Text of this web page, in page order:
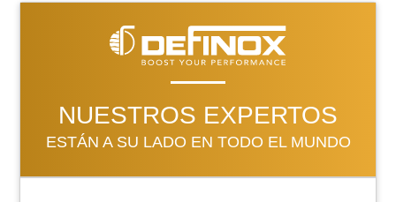
NUESTROS EXPERTOS
ESTÁN A SU LADO EN TODO EL MUNDO